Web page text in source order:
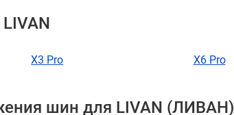
X3 Pro X6 Pro
шин для LIVAN (ЛИВАН)